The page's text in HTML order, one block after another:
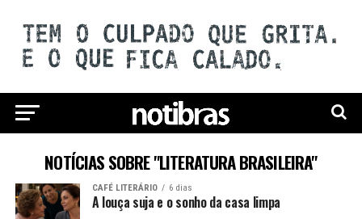
NOTÍCIAS SOBRE "LITERATURA BRASILEIRA"
CAFÉ LITERÁRIO 6 dias
A louça suja e o sonho da casa limpa